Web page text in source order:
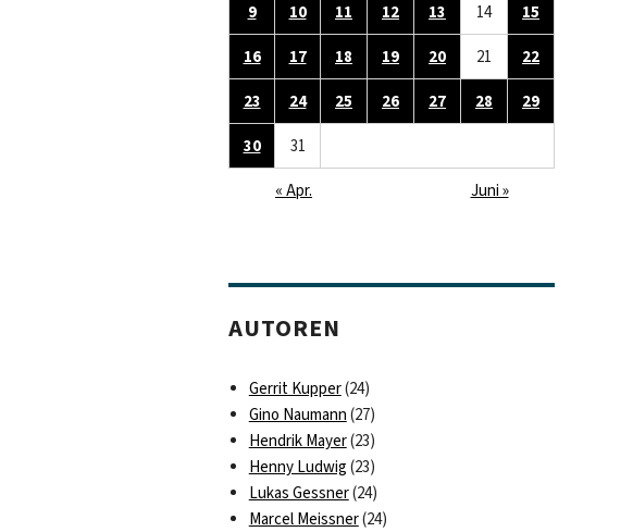
9 10 11 12 13 14 15
16 17 18 19 20 21 22
23 24 25 26 27 28 29
30 31
« Apr. Juni »
AUTOREN
Gerrit Kupper(24)
Gino Naumann (27)
Hendrik Mayer(23)
Henny Ludwig (23)
Lukas Gessner(24)
Marcel Meissner(24)